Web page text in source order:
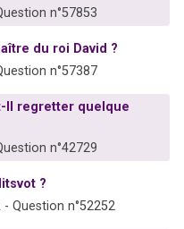
n°57853
du roi David ?
n°57387
Il regretter quelque
n°42729
?
Question n°52252